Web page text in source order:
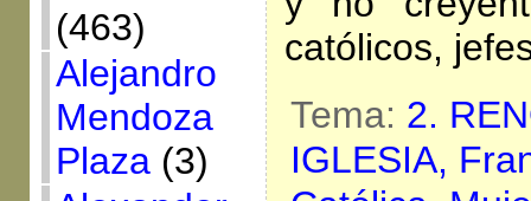
(463)
Alejandro
Mendoza
Plaza(3)
católicos,
Tema: 2.
IGLESIA,